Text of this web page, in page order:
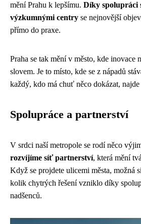
mění Prahu k lepšímu. Díky spolupráci
výzkumnými centry se nejnovější
přímo do praxe.
Praha se tak mění v město, kde inovace
slovem. Je to místo, kde se z nápadů
každý, kdo má chuť něco dokázat,
Spolupráce a partnerství
V srdci naší metropole se rodí něco
rozvíjíme síť partnerství, která mění
Když se projdete ulicemi města, možná
kolik chytrých řešení vzniklo díky
nadšenců.